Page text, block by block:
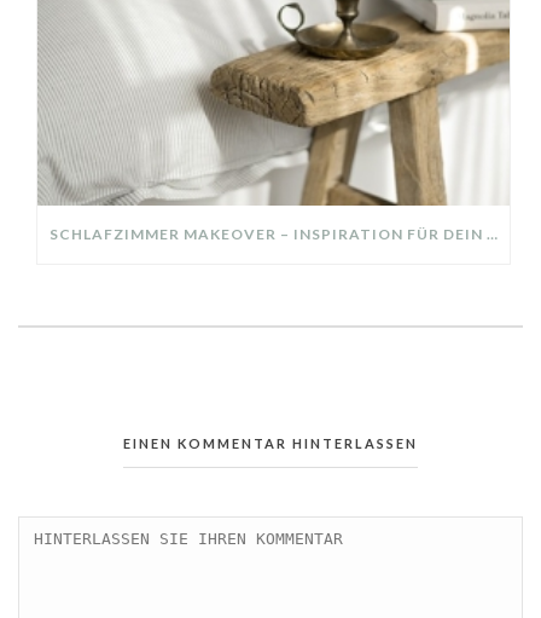
SCHLAFZIMMER MAKEOVER – INSPIRATION FÜR DEIN SCHLAFZIMMER: AUS ALT MACH NEU – HELL, GEMÜTLICH UND EINLADEND
EINEN KOMMENTAR HINTERLASSEN